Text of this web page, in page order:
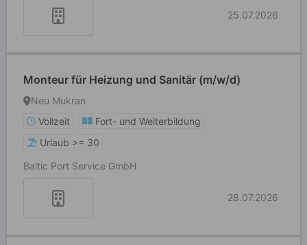
25.07.2026
Monteur für Heizung und Sanitär (m/w/d)
Neu Mukran
Vollzeit
Fort- und Weiterbildung
Urlaub >= 30
Baltic Port Service GmbH
28.07.2026